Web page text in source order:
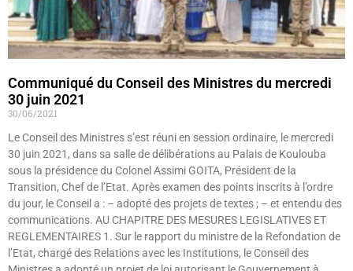
Communiqué du Conseil des Ministres du mercredi
30 juin 2021
30/06/2021
Le Conseil des Ministres s’est réuni en session ordinaire, le mercredi
30 juin 2021, dans sa salle de délibérations au Palais de Koulouba
sous la présidence du Colonel Assimi GOITA, Président de la
Transition, Chef de l’Etat. Après examen des points inscrits à l’ordre
du jour, le Conseil a : – adopté des projets de textes ; – et entendu des
communications. AU CHAPITRE DES MESURES LEGISLATIVES ET
REGLEMENTAIRES 1. Sur le rapport du ministre de la Refondation de
l’Etat, chargé des Relations avec les Institutions, le Conseil des